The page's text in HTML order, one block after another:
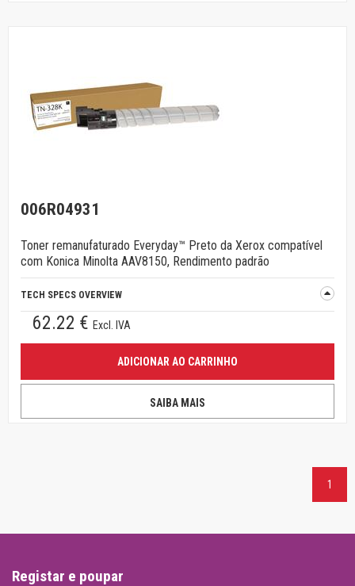
006R04931
Toner remanufaturado Everyday™ Preto da Xerox compatível
com Konica Minolta AAV8150, Rendimento padrão
TECH SPECS OVERVIEW
62.22 € Excl. IVA
ADICIONAR AO CARRINHO
SAIBA MAIS
1
Registar e poupar